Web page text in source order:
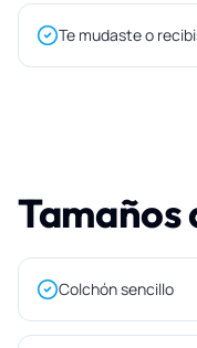
Te mudaste o
Tamaños
Colchón sencillo